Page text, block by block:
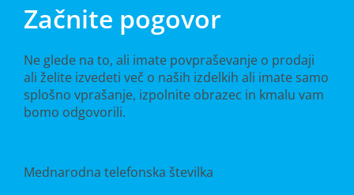
Začnite pogovor
Ne glede na to, ali imate povpraševanje o prodaji
ali želite izvedeti več o naših izdelkih ali imate samo
splošno vprašanje, izpolnite obrazec in kmalu vam
bomo odgovorili.
Mednarodna telefonska številka